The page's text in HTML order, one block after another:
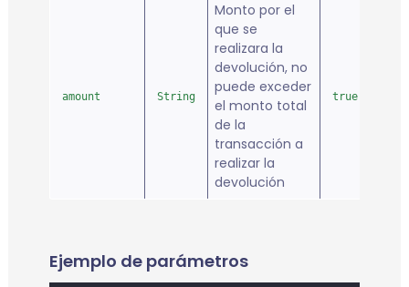
amount String
Monto por el
que se
realizara la
devolución, no
puede exceder
el monto total
de la
transacción a
realizar la
devolución
true
Ejemplo de parámetros